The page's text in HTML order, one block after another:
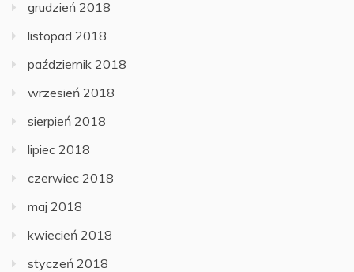
grudzień 2018
listopad 2018
październik 2018
wrzesień 2018
sierpień 2018
lipiec 2018
czerwiec 2018
maj 2018
kwiecień 2018
styczeń 2018